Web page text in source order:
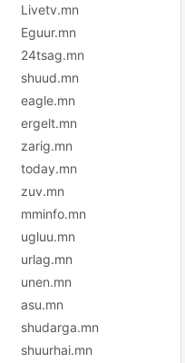
Livetv.mn
Eguur.mn
24tsag.mn
shuud.mn
eagle.mn
ergelt.mn
zarig.mn
today.mn
zuv.mn
mminfo.mn
ugluu.mn
urlag.mn
unen.mn
asu.mn
shudarga.mn
shuurhai.mn